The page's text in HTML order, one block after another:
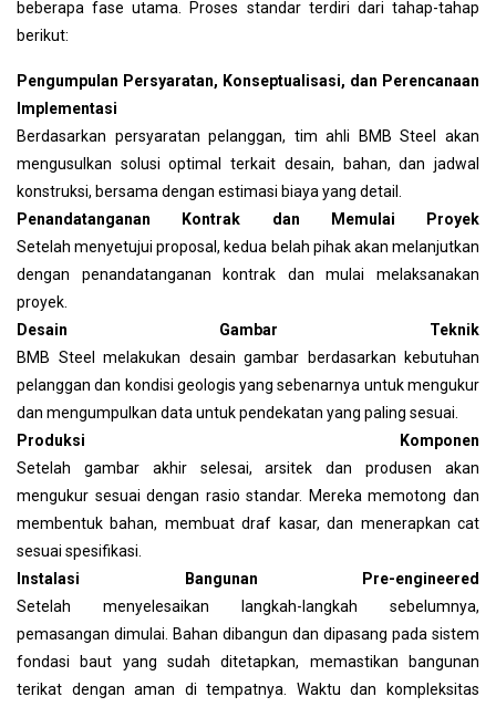
beberapa fase utama. Proses standar terdiri dari tahap-tahap
berikut:
Pengumpulan Persyaratan, Konseptualisasi, dan Perencanaan
Implementasi
Berdasarkan persyaratan pelanggan, tim ahli BMB Steel akan
mengusulkan solusi optimal terkait desain, bahan, dan jadwal
konstruksi, bersama dengan estimasi biaya yang detail.
Penandatanganan Kontrak dan Memulai Proyek
Setelah menyetujui proposal, kedua belah pihak akan melanjutkan
dengan penandatanganan kontrak dan mulai melaksanakan
proyek.
Desain Gambar Teknik
BMB Steel melakukan desain gambar berdasarkan kebutuhan
pelanggan dan kondisi geologis yang sebenarnya untuk mengukur
dan mengumpulkan data untuk pendekatan yang paling sesuai.
Produksi Komponen
Setelah gambar akhir selesai, arsitek dan produsen akan
mengukur sesuai dengan rasio standar. Mereka memotong dan
membentuk bahan, membuat draf kasar, dan menerapkan cat
sesuai spesifikasi.
Instalasi Bangunan Pre-engineered
Setelah menyelesaikan langkah-langkah sebelumnya,
pemasangan dimulai. Bahan dibangun dan dipasang pada sistem
fondasi baut yang sudah ditetapkan, memastikan bangunan
terikat dengan aman di tempatnya. Waktu dan kompleksitas